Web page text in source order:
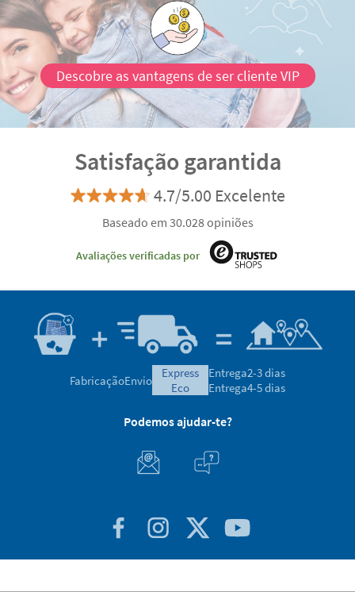
Descobre as vantagens de ser cliente VIP
Satisfação garantida
4.7/5.00 Excelente
Baseado em 30.028 opiniões
Avaliações verificadas por
FabricaçãoEnvio
express
eco
Entrega2-3 dias
Entrega4-5 dias
Podemos ajudar-te?